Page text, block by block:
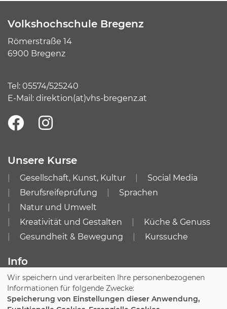
Volkshochschule Bregenz
Römerstraße 14
6900 Bregenz
Tel: 05574/525240
E-Mail: direktion(at)vhs-bregenz.at
Unsere Kurse
Gesellschaft, Kunst, Kultur
Social Media
Berufsreifeprüfung
Sprachen
Natur und Umwelt
Kreativität und Gestalten
Küche & Genuss
Gesundheit & Bewegung
Kurssuche
Info
Impressum
AGB
Datenschutzerklärung
Wir speichern und verarbeiten Ihre personenbezogenen
Informationen für folgende Zwecke:
Speicherung von Einstellungen dieser Anwendung,